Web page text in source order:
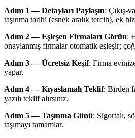
Adım 1 — Detayları Paylaşın: Çıkış-
taşınma tarihi (esnek aralık tercih), ek
Adım 2 — Eşleşen Firmaları Görün:
onaylanmış firmalar otomatik eşleşir;
Adım 3 — Ücretsiz Keşif: Firma
yapar.
Adım 4 — Kıyaslamalı Teklif: Birden
yazılı teklif alırsınız.
Adım 5 — Taşınma Günü: Sigortalı,
taşımayı tamamlar.